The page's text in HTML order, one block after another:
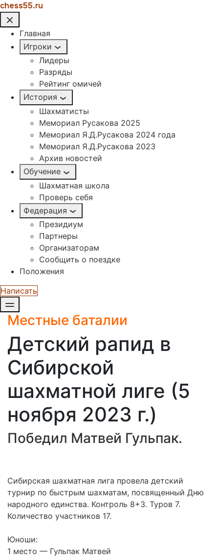
chess55.ru
Главная
Игроки
Лидеры
Разряды
Рейтинг омичей
История
Шахматисты
Мемориал Русакова 2025
Мемориал Я.Д.Русакова 2024 года
Мемориал Я.Д.Русакова 2023
Архив новостей
Обучение
Шахматная школа
Проверь себя
Федерация
Президиум
Партнеры
Организаторам
Сообщить о поездке
Положения
Написать
Местные баталии
Детский рапид в
Сибирской
шахматной лиге (5
ноября 2023 г.)
Победил Матвей Гульпак.
Сибирская шахматная лига провела детский
турнир по быстрым шахматам, посвященный Дню
народного единства. Контроль 8+3. Туров 7.
Количество участников 17.
Юноши:
1 место — Гульпак Матвей